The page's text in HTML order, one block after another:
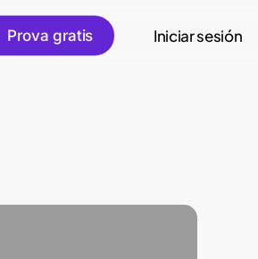
Prova gratis Iniciar sesión